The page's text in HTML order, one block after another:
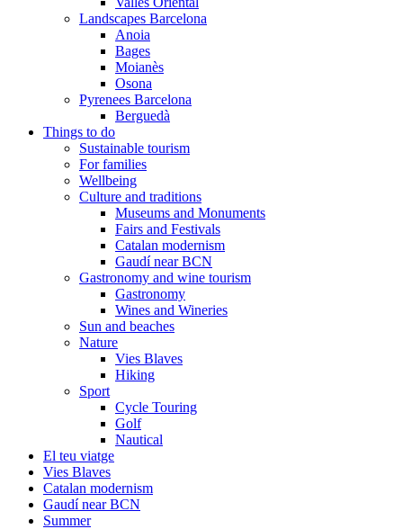
Landscapes Barcelona
Anoia
Bages
Moianès
Osona
Pyrenees Barcelona
Berguedà
Things to do
Sustainable tourism
For families
Wellbeing
Culture and traditions
Museums and Monuments
Fairs and Festivals
Catalan modernism
Gaudí near BCN
Gastronomy and wine tourism
Gastronomy
Wines and Wineries
Sun and beaches
Nature
Vies Blaves
Hiking
Sport
Cycle Touring
Golf
Nautical
El teu viatge
Vies Blaves
Catalan modernism
Gaudí near BCN
Summer